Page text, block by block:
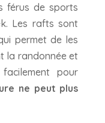
férus de sports
Les rafts sont
permet de les
la randonnée et
pour
ne peut plus